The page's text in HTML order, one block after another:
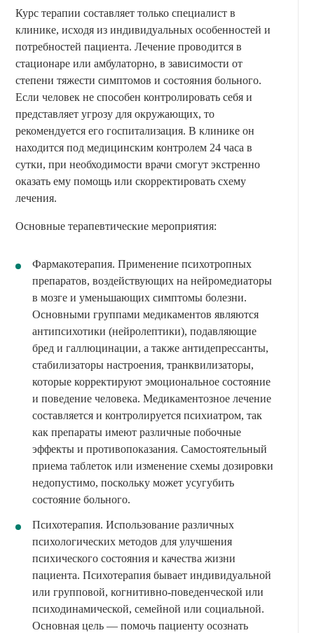
Курс терапии составляет только специалист в
клинике, исходя из индивидуальных особенностей и
потребностей пациента. Лечение проводится в
стационаре или амбулаторно, в зависимости от
степени тяжести симптомов и состояния больного.
Если человек не способен контролировать себя и
представляет угрозу для окружающих, то
рекомендуется его госпитализация. В клинике он
находится под медицинским контролем 24 часа в
сутки, при необходимости врачи смогут экстренно
оказать ему помощь или скорректировать схему
лечения.
Основные терапевтические мероприятия:
Фармакотерапия. Применение психотропных
препаратов, воздействующих на нейромедиаторы
в мозге и уменьшающих симптомы болезни.
Основными группами медикаментов являются
антипсихотики (нейролептики), подавляющие
бред и галлюцинации, а также антидепрессанты,
стабилизаторы настроения, транквилизаторы,
которые корректируют эмоциональное состояние
и поведение человека. Медикаментозное лечение
составляется и контролируется психиатром, так
как препараты имеют различные побочные
эффекты и противопоказания. Самостоятельный
приема таблеток или изменение схемы дозировки
недопустимо, поскольку может усугубить
состояние больного.
Психотерапия. Использование различных
психологических методов для улучшения
психического состояния и качества жизни
пациента. Психотерапия бывает индивидуальной
или групповой, когнитивно-поведенческой или
психодинамической, семейной или социальной.
Основная цель — помочь пациенту осознать